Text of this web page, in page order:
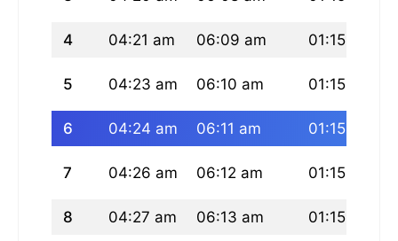
4 04:21 am 06:09 am 01:15 pm
5 04:23 am 06:10 am 01:15 pm
6 04:24 am 06:11 am 01:15 pm
7 04:26 am 06:12 am 01:15 pm
8 04:27 am 06:13 am 01:15 pm